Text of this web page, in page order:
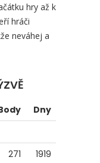
hry až k
hráči
neváhej a
Dny
271 1919